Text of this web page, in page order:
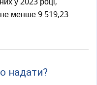
i
i
не менше 9 519,23
надати?